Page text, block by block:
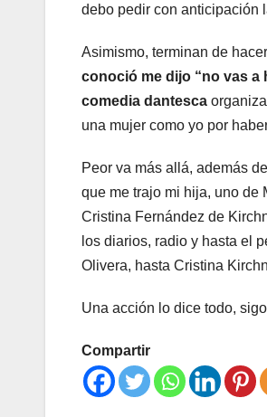
debo pedir con anticipación
Asimismo, terminan de
conoció me dijo “no vas a
comedia dantesca
una mujer como yo por
Peor va más allá, además
que me trajo mi hija, uno de
Cristina Fernández de
los diarios, radio y hasta el
Olivera, hasta Cristina
Una acción lo dice todo,
Compartir